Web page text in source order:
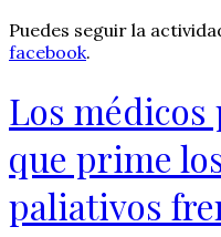
Puedes seguir la
facebook.
Los
que prime
paliativos